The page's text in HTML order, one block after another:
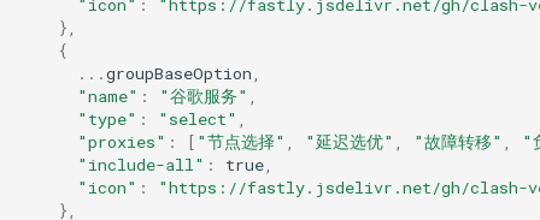
"icon" :
"https://fastly.jsdelivr.net/gh/clash-
},
{
...groupBaseOption,
"name" : "谷歌服务" ,
"type" : "select" ,
"proxies" : [ "节点选择" , "延迟选优" , "故障转移" ,
"
"include-all" : true,
"icon" :
"https://fastly.jsdelivr.net/gh/clash-
},